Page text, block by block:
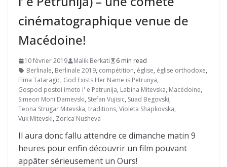
cinématographique venue de
Macédoine!
10 février 2019 Malik Berkati
6 min read
Berlinale, Berlinale 2019, compétition, église, église orthodoxe,
Elma Tataragic, God Exists Her Name is Petrunya,
Gospod postoi imeto i' e Petrunija, Labina Mitevska, Macédoine,
Simeon Moni Damevski, Stefan Vujisic, Suad Begovski,
Teona Strugar Mitevska, traditions, Violeta Shapkovska,
Vuk Mitevski, Zorica Nusheva
Il aura donc fallu attendre ce dimanche matin 9
heures pour enfin découvrir un film pouvant
appâter sérieusement un Ours!